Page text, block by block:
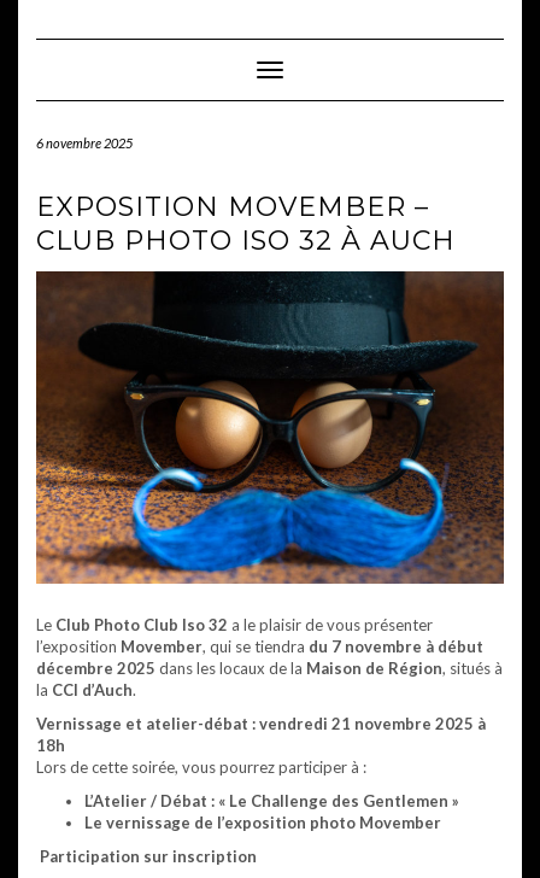
Toggle Navigation
6 novembre 2025
EXPOSITION MOVEMBER –
CLUB PHOTO ISO 32 À AUCH
Le Club Photo Club Iso 32 a le plaisir de vous présenter
l’exposition Movember, qui se tiendra du 7 novembre à début
décembre 2025 dans les locaux de la Maison de Région, situés à
la CCI d’Auch.
Vernissage et atelier-débat : vendredi 21 novembre 2025 à
18h
Lors de cette soirée, vous pourrez participer à :
L’Atelier / Débat : « Le Challenge des Gentlemen »
Le vernissage de l’exposition photo Movember
Participation sur inscription